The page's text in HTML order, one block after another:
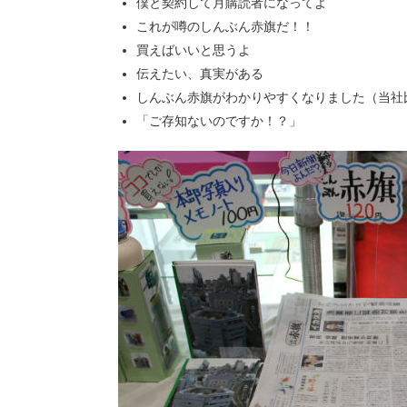
これが噂のしんぶん赤旗だ！！
買えばいいと思うよ
伝えたい、真実がある
しんぶん赤旗がわかりやすくなりました（当社
「ご存知ないのですか！？」